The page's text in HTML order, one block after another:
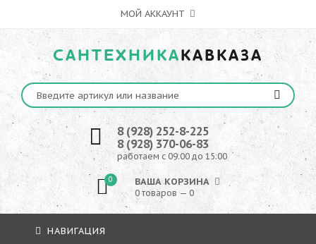
МОЙ АККАУНТ
САНТЕХНИКАКАВКАЗА
8 (928) 252-8-225
8 (928) 370-06-83
работаем с 09:00 до 15:00
0 ВАША КОРЗИНА
0 товаров — 0
НАВИГАЦИЯ